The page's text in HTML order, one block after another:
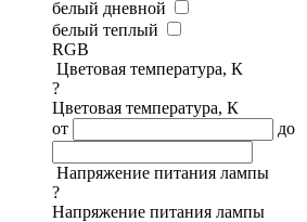
белый дневной
белый теплый
RGB
Цветовая температура, К
?
Цветовая температура, К
от
до
Напряжение питания лампы
?
Напряжение питания лампы